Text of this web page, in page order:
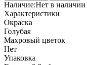
Наличие:Нет в наличии
Характеристики
Окраска
Голубая
Махровый цветок
Нет
Упаковка